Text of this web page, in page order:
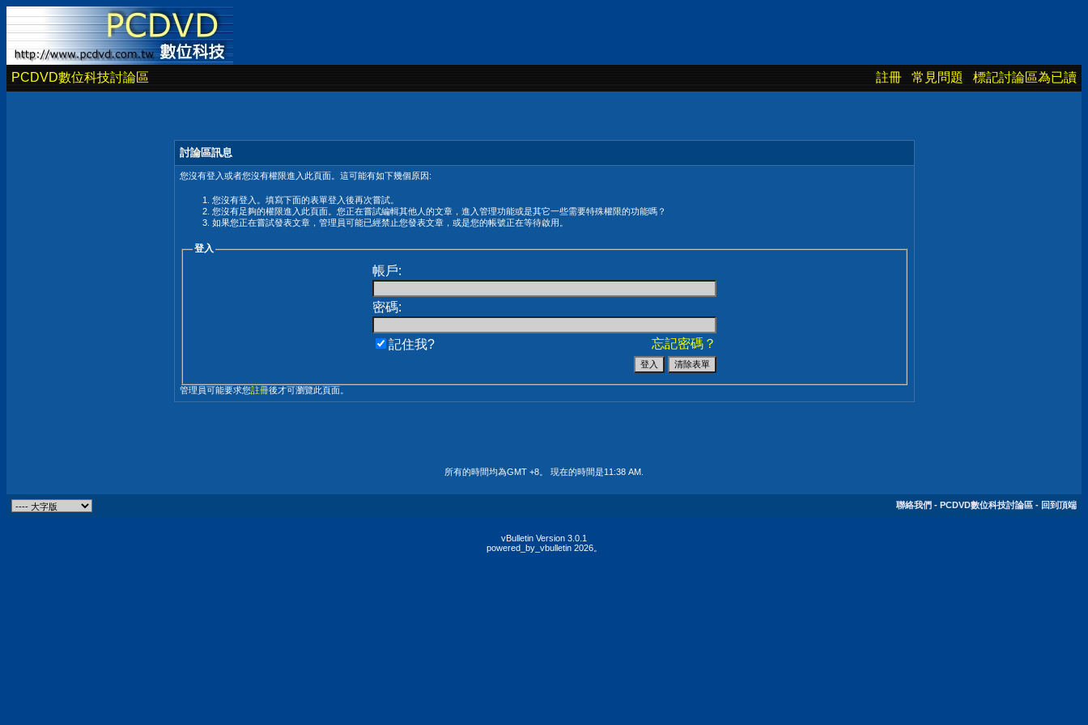
PCDVD數位科技討論區 註冊 常見問題 標記討論區為已讀
討論區訊息
您沒有登入或者您沒有權限進入此頁面。這可能有如下幾個原因:
您沒有登入。填寫下面的表單登入後再次嘗試。
您沒有足夠的權限進入此頁面。您正在嘗試編輯其他人的文章，進入管理功能或是其它一些需要特殊權限的功能嗎？
如果您正在嘗試發表文章，管理員可能已經禁止您發表文章，或是您的帳號正在等待啟用。
登入
帳戶:
密碼:
忘記密碼？
記住我?
管理員可能要求您註冊後才可瀏覽此頁面。
所有的時間均為GMT +8。 現在的時間是11:38 AM
聯絡我們 - PCDVD數位科技討論區 - 回到頂端
vBulletin Version 3.0.1
powered_by_vbulletin 2026。